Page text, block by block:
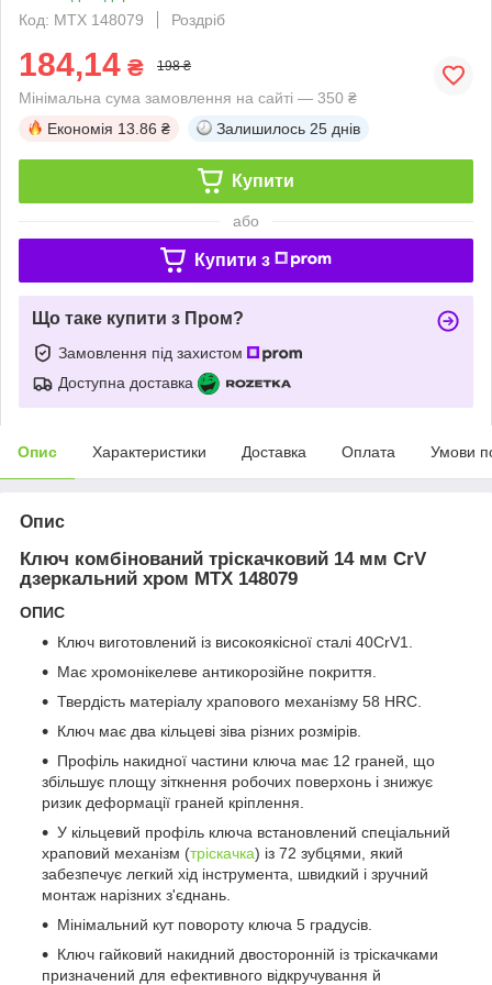
Код: MTX 148079
Роздріб
184,14 ₴ 198 ₴
Мінімальна сума замовлення на сайті — 350 ₴
Економія 13.86 ₴ Залишилось 25 днів
Купити
або
Купити з
Що таке купити з Пром?
Замовлення під захистом
Доступна доставка
Опис Характеристики Доставка Оплата Умови
Опис
Ключ комбінований тріскачковий 14 мм CrV
дзеркальний хром MTX 148079
ОПИС
Ключ виготовлений із високоякісної сталі 40CrV1.
Має хромонікелеве антикорозійне покриття.
Твердість матеріалу храпового механізму 58 HRC.
Ключ має два кільцеві зіва різних розмірів.
Профіль накидної частини ключа має 12 граней, що
збільшує площу зіткнення робочих поверхонь і знижує
ризик деформації граней кріплення.
У кільцевий профіль ключа встановлений спеціальний
храповий механізм (тріскачка) із 72 зубцями, який
забезпечує легкий хід інструмента, швидкий і зручний
монтаж нарізних з'єднань.
Мінімальний кут повороту ключа 5 градусів.
Ключ гайковий накидний двосторонній із тріскачками
призначений для ефективного відкручування й